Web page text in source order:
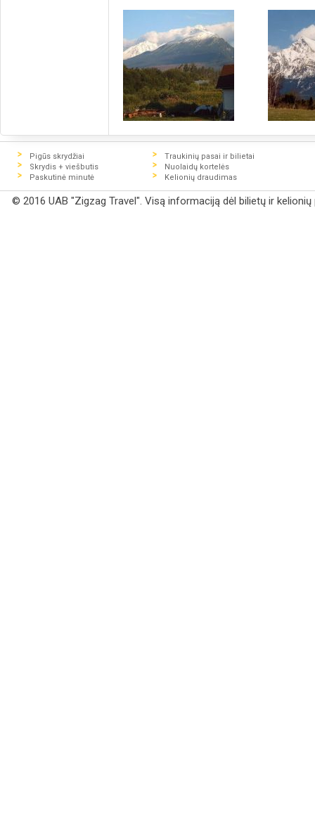
Pigūs skrydžiai
Skrydis + viešbutis
Paskutinė minutė
Traukinių pasai ir bilietai
Nuolaidų kortelės
Kelionių draudimas
© 2016 UAB "Zigzag Travel". Visą informaciją dėl bilietų ir